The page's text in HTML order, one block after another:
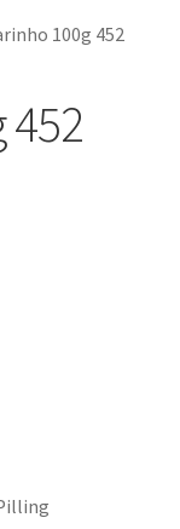
100g 452
452